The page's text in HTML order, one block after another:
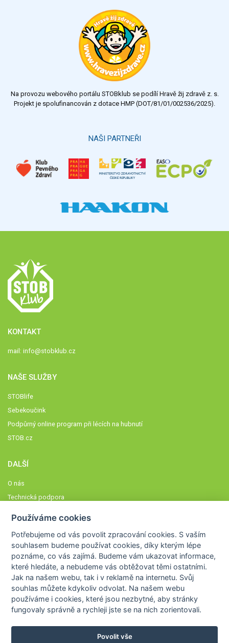
Na provozu webového portálu STOBklub se podílí Hravě žij zdravě z. s.
Projekt je spolufinancován z dotace HMP (DOT/81/01/002536/2025).
NAŠI PARTNEŘI
KONTAKT
mail: info@stobklub.cz
NAŠE SLUŽBY
STOBlife
Sebekoučink
Podpůrný online program při lécích na hubnutí
STOB.cz
DALŠÍ
O nás
Technická podpora
Členové STOBklubu
Zásady nakládání s osobními údaji
Otestujte se
Spočítejte si
Výzva 52
Používáme cookies
Potřebujeme od vás povolit zpracování cookies. S vaším
souhlasem budeme používat cookies, díky kterým lépe
poznáme,co vás zajímá. Budeme vám ukazovat informace,
které hledáte, a nebudeme vás obtěžovat těmi ostatními.
Jak na našem webu, tak i v reklamě na internetu. Svůj
souhlas můžete kdykoliv odvolat. Na našem webu
používáme i cookies, které jsou nezbytné, aby stránky
fungovaly správně a rychleji jste se na nich zorientovali.
Povolit vše